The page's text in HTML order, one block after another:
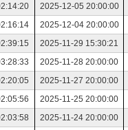
2025-12-05 20:00:00
2025-12-04 20:00:00
2025-11-29 15:30:21
2025-11-28 20:00:00
2025-11-27 20:00:00
2025-11-25 20:00:00
2025-11-24 20:00:00